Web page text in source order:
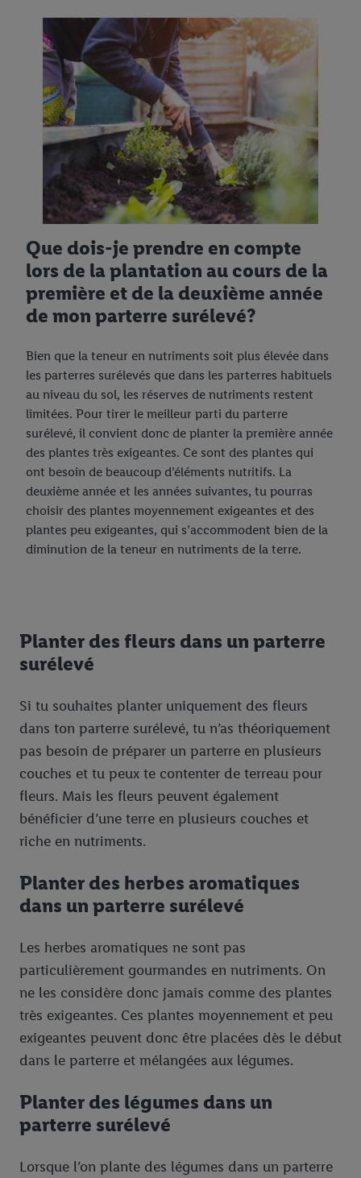
Que dois-je prendre en compte
lors de la plantation au cours de la
première et de la deuxième année
de mon parterre surélevé?
Bien que la teneur en nutriments soit plus élevée dans
les parterres surélevés que dans les parterres habituels
au niveau du sol, les réserves de nutriments restent
limitées. Pour tirer le meilleur parti du parterre
surélevé, il convient donc de planter la première année
des plantes très exigeantes. Ce sont des plantes qui
ont besoin de beaucoup d’éléments nutritifs. La
deuxième année et les années suivantes, tu pourras
choisir des plantes moyennement exigeantes et des
plantes peu exigeantes, qui s’accommodent bien de la
diminution de la teneur en nutriments de la terre.
Planter des fleurs dans un parterre
surélevé
Si tu souhaites planter uniquement des fleurs
dans ton parterre surélevé, tu n’as théoriquement
pas besoin de préparer un parterre en plusieurs
couches et tu peux te contenter de terreau pour
fleurs. Mais les fleurs peuvent également
bénéficier d’une terre en plusieurs couches et
riche en nutriments.
Planter des herbes aromatiques
dans un parterre surélevé
Les herbes aromatiques ne sont pas
particulièrement gourmandes en nutriments. On
ne les considère donc jamais comme des plantes
très exigeantes. Ces plantes moyennement et peu
exigeantes peuvent donc être placées dès le début
dans le parterre et mélangées aux légumes.
Planter des légumes dans un
parterre surélevé
Lorsque l’on plante des légumes dans un parterre